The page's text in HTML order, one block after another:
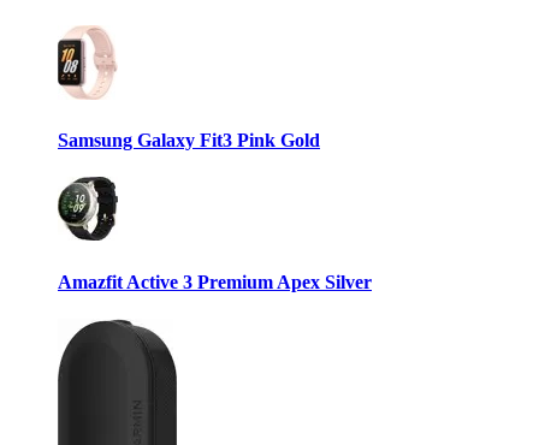
Samsung Galaxy Fit3 Pink Gold
Amazfit Active 3 Premium Apex Silver